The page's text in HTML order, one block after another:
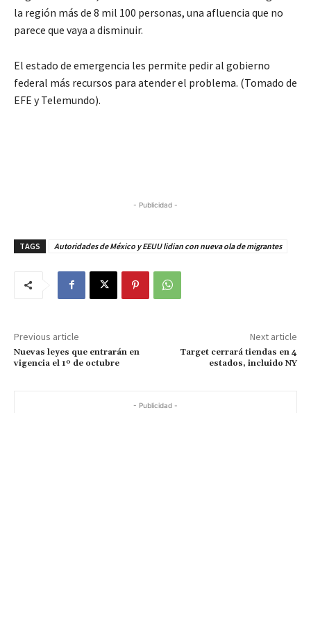
la región más de 8 mil 100 personas, una afluencia que no
parece que vaya a disminuir.
El estado de emergencia les permite pedir al gobierno
federal más recursos para atender el problema. (Tomado de
EFE y Telemundo).
- Publicidad -
TAGS Autoridades de México y EEUU lidian con nueva ola de migrantes
Previous article
Nuevas leyes que entrarán en
vigencia el 1º de octubre
Next article
Target cerrará tiendas en 4
estados, incluido NY
- Publicidad -